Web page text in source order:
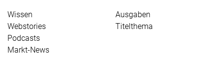
Wissen
Webstories
Podcasts
Markt-News
Ausgaben
Titelthema